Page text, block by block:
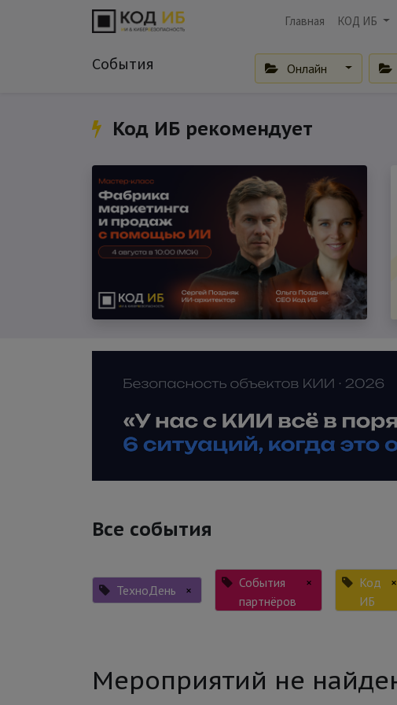
Главная КОД ИБ
События Онлайн
Код ИБ рекомендует
Все события
ТехноДень ×
События
партнёров
×
Код
ИБ
×
Мероприятий не